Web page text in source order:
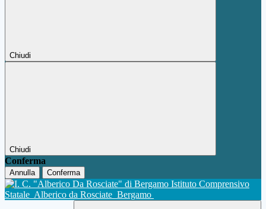
Chiudi
Chiudi
Conferma
Annulla Conferma
Istituto Comprensivo
Statale Alberico da Rosciate Bergamo